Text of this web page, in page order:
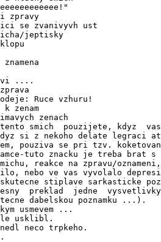
zpravy
se zvanivyvh ust
jeptisky
....
zenam
zenach
smich  pouzijete, kdyz  vas
si z nekoho delate legraci
pouziva se pri tzv.
tuto znacku je treba brat s
reakce na zpravu/
nebo ve vas vyvolalo
stiplave sarkasticke
preklad  jedne
dabelskou poznamku ...).
usmevem ...
usklibl.
neco trpkeho.